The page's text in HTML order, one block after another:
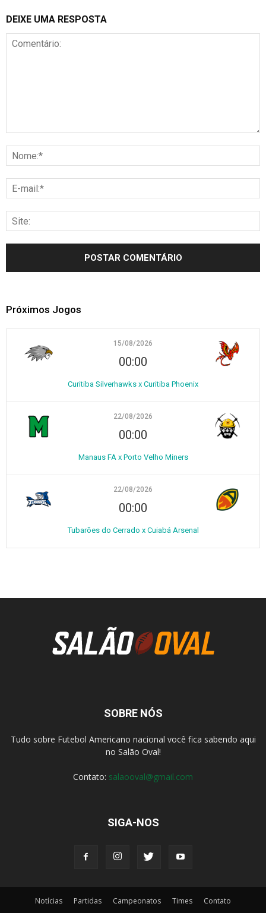
DEIXE UMA RESPOSTA
Próximos Jogos
15/08/2026
00:00
Curitiba Silverhawks x Curitiba Phoenix
22/08/2026
00:00
Manaus FA x Porto Velho Miners
22/08/2026
00:00
Tubarões do Cerrado x Cuiabá Arsenal
SOBRE NÓS
Tudo sobre Futebol Americano nacional você fica sabendo aqui
no Salão Oval!
Contato: salaooval@gmail.com
SIGA-NOS
Notícias Partidas Campeonatos Times Contato